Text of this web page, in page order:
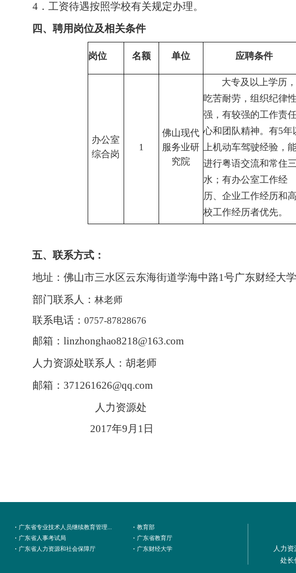
4．工资待遇按照学校有关规定办理。
四、聘用岗位及相关条件
岗位 名额 单位 应聘条件
办公室
综合岗
1
佛山现代
服务业研
究院
大专及以上学历，
吃苦耐劳，组织纪律性
强，有较强的工作责
心和团队精神。有5年
上机动车驾驶经验，
进行粤语交流和常住三
水；有办公室工作经
历、企业工作经历和高
校工作经历者优先。
五、联系方式：
地址：佛山市三水区云东海街道学海中路1号广东财经大
部门联系人： 林老师
联系电话： 0757-87828676
邮箱：linzhonghao8218@163.com
人力资源处联系人：胡老师
邮箱： 371261626@qq.com
人力资源处
2017年9月1日
广东省专业技术人员继续教育管理...
教育部
广东省人事考试局
广东省教育厅
广东省人力资源和社会保障厅
广东财经大学
人力
处长